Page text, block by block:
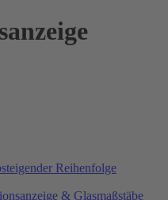
Reihenfolge